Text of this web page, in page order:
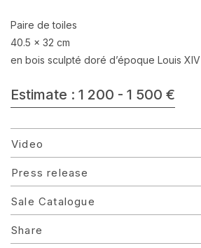
Paire de toiles
40.5 x 32 cm
en bois sculpté doré d’époque Louis XIV
Estimate : 1 200 - 1 500 €
Video
Press release
Sale Catalogue
Share